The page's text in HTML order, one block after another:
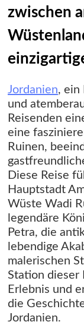
zwischen
Jordanien, ein
und
Reisenden
eine
Ruinen,
Diese Reise
Hauptstadt
Wüste Wadi
legendäre
Petra, die
lebendige
malerischen
Station dieser
Erlebnis und
die
Jordanien.